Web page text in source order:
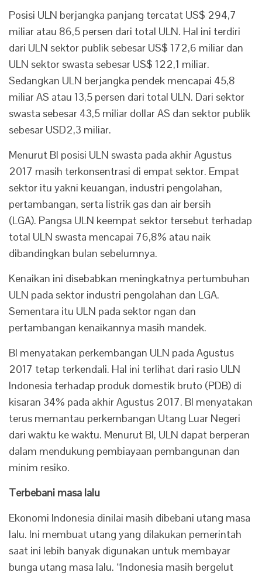
Posisi ULN berjangka panjang tercatat US$ 294,7
miliar atau 86,5 persen dari total ULN. Hal ini terdiri
dari ULN sektor publik sebesar US$ 172,6 miliar dan
ULN sektor swasta sebesar US$ 122,1 miliar.
Sedangkan ULN berjangka pendek mencapai 45,8
miliar AS atau 13,5 persen dari total ULN. Dari sektor
swasta sebesar 43,5 miliar dollar AS dan sektor publik
sebesar USD2,3 miliar.
Menurut BI posisi ULN swasta pada akhir Agustus
2017 masih terkonsentrasi di empat sektor. Empat
sektor itu yakni keuangan, industri pengolahan,
pertambangan, serta listrik gas dan air bersih
(LGA). Pangsa ULN keempat sektor tersebut terhadap
total ULN swasta mencapai 76,8% atau naik
dibandingkan bulan sebelumnya.
Kenaikan ini disebabkan meningkatnya pertumbuhan
ULN pada sektor industri pengolahan dan LGA.
Sementara itu ULN pada sektor ngan dan
pertambangan kenaikannya masih mandek.
BI menyatakan perkembangan ULN pada Agustus
2017 tetap terkendali. Hal ini terlihat dari rasio ULN
Indonesia terhadap produk domestik bruto (PDB) di
kisaran 34% pada akhir Agustus 2017. BI menyatakan
terus memantau perkembangan Utang Luar Negeri
dari waktu ke waktu. Menurut BI, ULN dapat berperan
dalam mendukung pembiayaan pembangunan dan
minim resiko.
Terbebani masa lalu
Ekonomi Indonesia dinilai masih dibebani utang masa
lalu. Ini membuat utang yang dilakukan pemerintah
saat ini lebih banyak digunakan untuk membayar
bunga utang masa lalu. “Indonesia masih bergelut